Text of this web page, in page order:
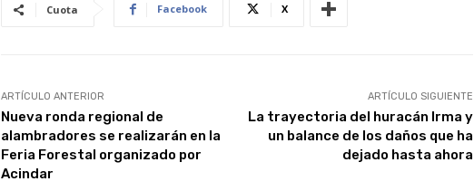
Cuota Facebook X
ARTÍCULO ANTERIOR
Nueva ronda regional de
alambradores se realizarán en la
Feria Forestal organizado por
Acindar
ARTÍCULO SIGUIENTE
La trayectoria del huracán Irma y
un balance de los daños que ha
dejado hasta ahora